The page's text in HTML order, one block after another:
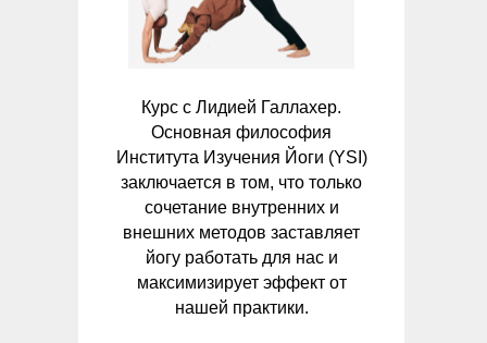
Курс с Лидией Галлахер.
Основная философия
Института Изучения Йоги (YSI)
заключается в том, что только
сочетание внутренних и
внешних методов заставляет
йогу работать для нас и
максимизирует эффект от
нашей практики.